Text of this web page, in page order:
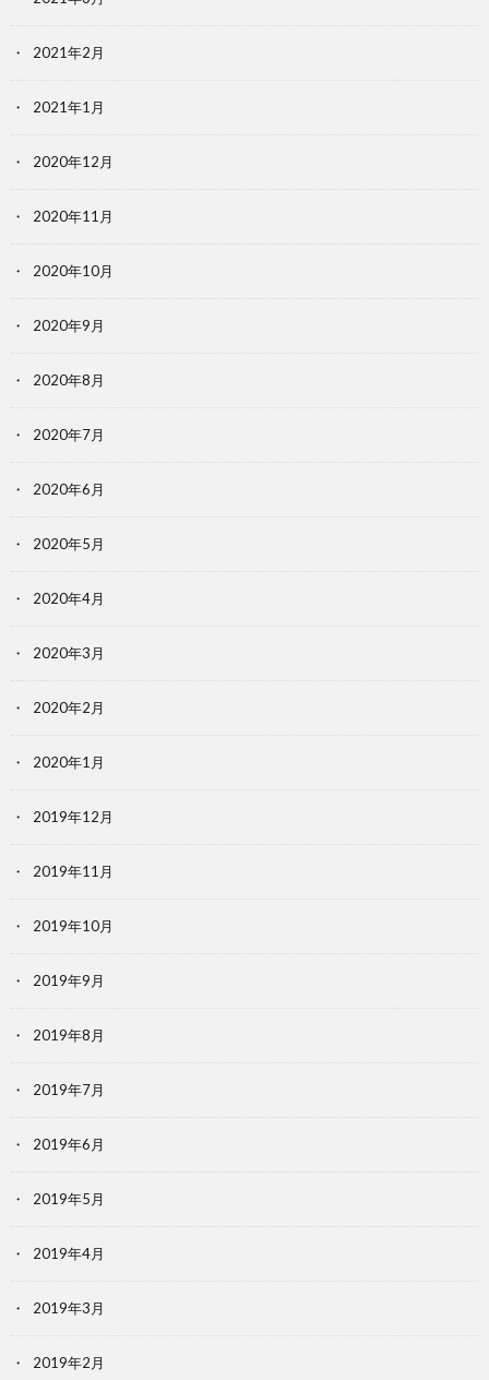
2021年2月
2021年1月
2020年12月
2020年11月
2020年10月
2020年9月
2020年8月
2020年7月
2020年6月
2020年5月
2020年4月
2020年3月
2020年2月
2020年1月
2019年12月
2019年11月
2019年10月
2019年9月
2019年8月
2019年7月
2019年6月
2019年5月
2019年4月
2019年3月
2019年2月